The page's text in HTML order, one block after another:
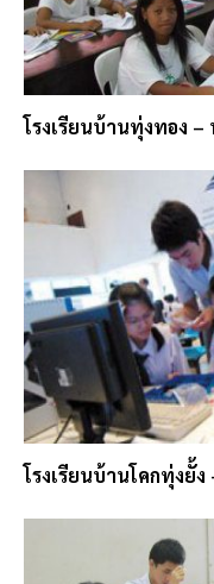
โรงเรียนบ้านทุ่งทอง –
โรงเรียนบ้านโคกทุ่งยั้